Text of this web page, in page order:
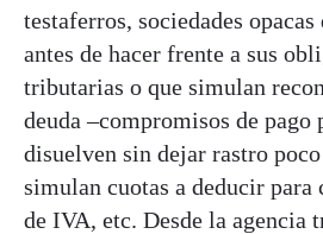
testaferros, sociedades opacas
antes de hacer frente a sus
tributarias o que simulan
deuda –compromisos de pago
disuelven sin dejar rastro poco
simulan cuotas a deducir para
de IVA, etc. Desde la agencia